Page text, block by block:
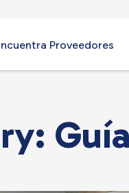
Proveedores